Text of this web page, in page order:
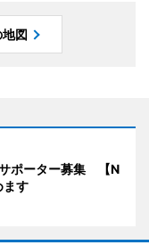
図
ポーター募集 【N
ます